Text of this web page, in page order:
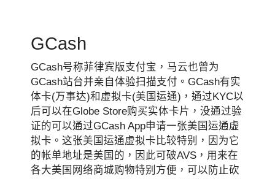
GCash
GCash号称菲律宾版支付宝，马云也曾为
GCash站台并亲自体验扫描支付。GCash有实
体卡(万事达)和虚拟卡(美国运通)，通过KYC以
后可以在Globe Store购买实体卡片，没通过验
证的可以通过GCash App申请一张美国运通虚
拟卡。这张美国运通虚拟卡比较特别，因为它
的帐单地址是美国的，因此可破AVS，用来在
各大美国网络商城购物特别方便，可以防止砍